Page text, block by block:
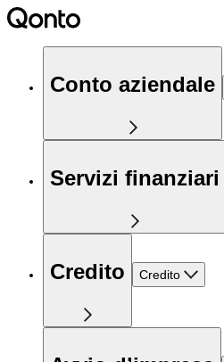
Conto aziendale
Servizi finanziari
Credito Credito